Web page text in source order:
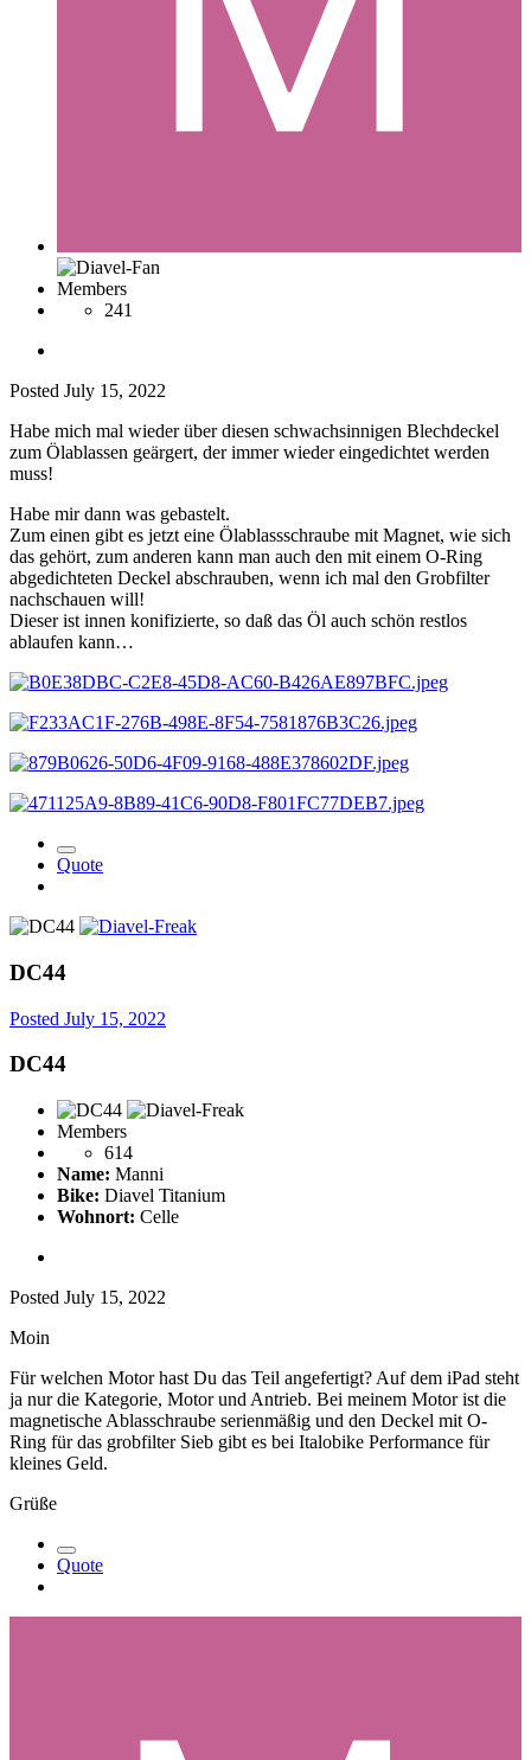
Members
241
Posted July 15, 2022
Habe mich mal wieder über diesen schwachsinnigen Blechdeckel
zum Ölablassen geärgert, der immer wieder eingedichtet werden
muss!
Habe mir dann was gebastelt.
Zum einen gibt es jetzt eine Ölablassschraube mit Magnet, wie sich
das gehört, zum anderen kann man auch den mit einem O-Ring
abgedichteten Deckel abschrauben, wenn ich mal den Grobfilter
nachschauen will!
Dieser ist innen konifizierte, so daß das Öl auch schön restlos
ablaufen kann…
Quote
DC44
Posted July 15, 2022
DC44
Members
614
Name: Manni
Bike: Diavel Titanium
Wohnort: Celle
Posted July 15, 2022
Moin
Für welchen Motor hast Du das Teil angefertigt? Auf dem iPad steht
ja nur die Kategorie, Motor und Antrieb. Bei meinem Motor ist die
magnetische Ablasschraube serienmäßig und den Deckel mit O-
Ring für das grobfilter Sieb gibt es bei Italobike Performance für
kleines Geld.
Grüße
Quote